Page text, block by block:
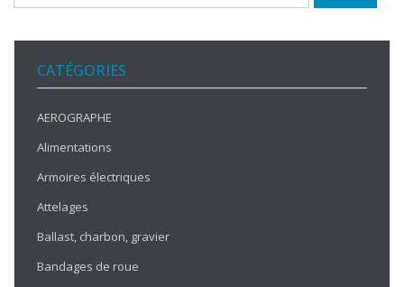
CATÉGORIES
AEROGRAPHE
Alimentations
Armoires électriques
Attelages
Ballast, charbon, gravier
Bandages de roue